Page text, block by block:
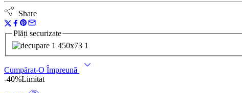
Share
Plăți securizate
Cumpărat-O Împreună
-40%Limitat